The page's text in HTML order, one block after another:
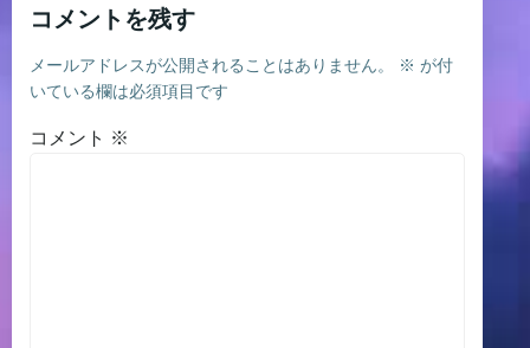
コメントを残す
メールアドレスが公開されることはありません。 ※ が付
いている欄は必須項目です
コメント ※